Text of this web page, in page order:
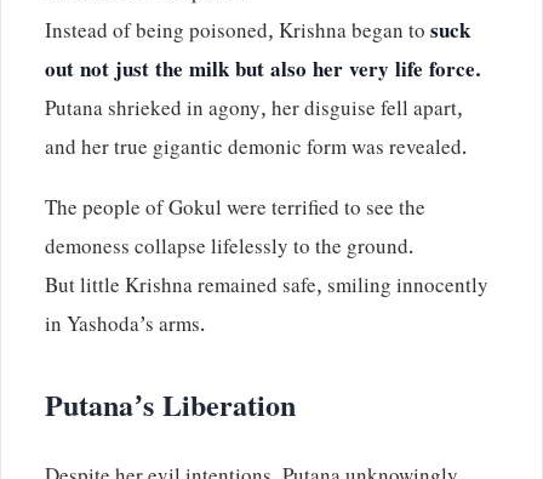
Instead of being poisoned, Krishna began tosuck
out not just the milk but also her very life force.
Putana shrieked in agony, her disguise fell apart,
and her true gigantic demonic form was revealed.
The people of Gokul were terrified to see the
demoness collapse lifelessly to the ground.
But little Krishna remained safe, smiling innocently
in Yashoda’s arms.
Putana’s Liberation